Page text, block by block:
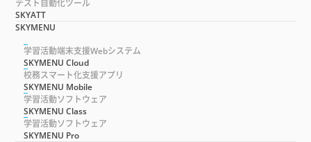
テスト自動化ツール
SKYATT
SKYMENU
学習活動端末支援Webシステム
SKYMENU Cloud
校務スマート化支援アプリ
SKYMENU Mobile
学習活動ソフトウェア
SKYMENU Class
学習活動ソフトウェア
SKYMENU Pro